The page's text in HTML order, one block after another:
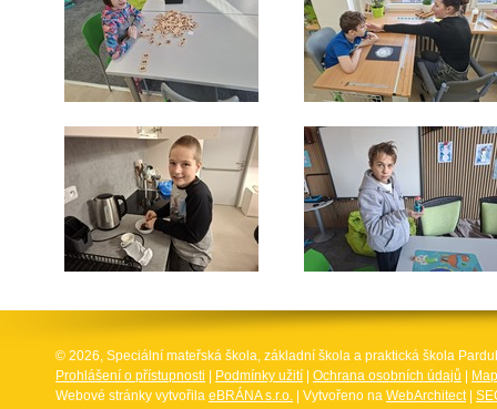
© 2026, Speciální mateřská škola, základní škola a praktická škola
Prohlášení o přístupnosti
Podmínky užití Ochrana osobních údajů
Webové stránky vytvořila eBRÁNA s.r.o. | Vytvořeno na WebArchitect|